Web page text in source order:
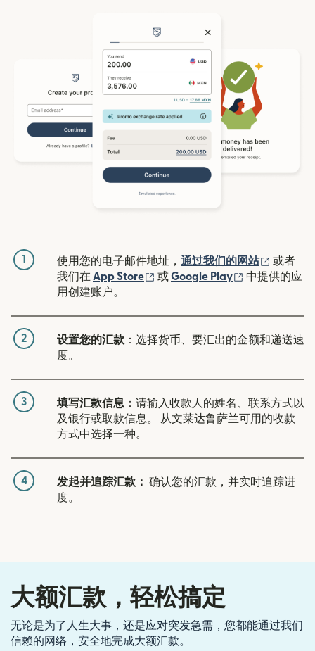
1 使用您的电子邮件地址， 通过我们的网站 （在新
或者
我们在 App Store （在新窗口中打开）
或Google Play （在新窗口中
中提供的应
用创建账户。
2 设置您的汇款 ：选择货币、要汇出的金额和递送速
度。
3 填写汇款信息 ：请输入收款人的姓名、联系方式以
及银行或取款信息。 从文莱达鲁萨兰可用的收款
方式中选择一种。
4 发起并追踪汇款： 确认您的汇款，并实时追踪进
度。
大额汇款，轻松搞定
无论是为了人生大事，还是应对突发急需，您都能通过我们
信赖的网络，安全地完成大额汇款。